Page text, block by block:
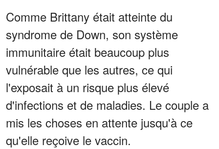
Comme Brittany était atteinte du
syndrome de Down, son système
immunitaire était beaucoup plus
vulnérable que les autres, ce qui
l'exposait à un risque plus élevé
d'infections et de maladies. Le couple a
mis les choses en attente jusqu'à ce
qu'elle reçoive le vaccin.